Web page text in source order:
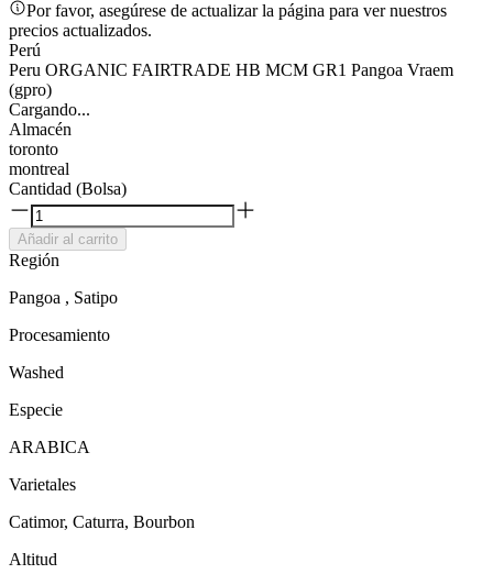
Por favor, asegúrese de actualizar la página para ver nuestros
precios actualizados.
Perú
Peru ORGANIC FAIRTRADE HB MCM GR1 Pangoa Vraem
(gpro)
Cargando...
Almacén
toronto
montreal
Cantidad (Bolsa)
Añadir al carrito
Región
Pangoa , Satipo
Procesamiento
Washed
Especie
ARABICA
Varietales
Catimor, Caturra, Bourbon
Altitud